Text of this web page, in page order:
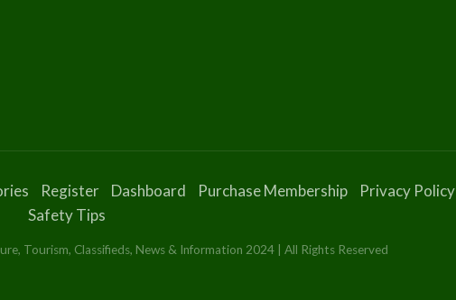
Register Dashboard Purchase Membership Privacy Policy
Safety Tips
Tourism, Classifieds, News & Information 2024 | All Rights Reserved